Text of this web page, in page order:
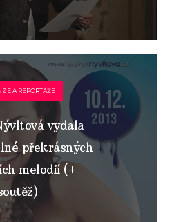
A REPORTÁŽE
vydala
překrásných
melodií (+